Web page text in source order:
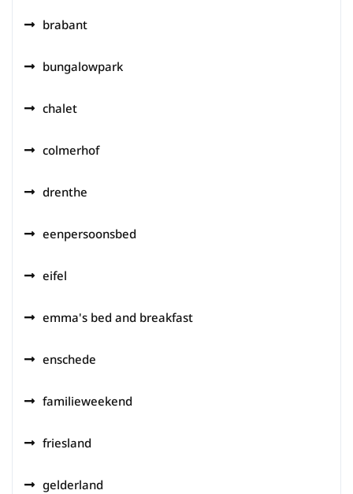
brabant
bungalowpark
chalet
colmerhof
drenthe
eenpersoonsbed
eifel
emma's bed and breakfast
enschede
familieweekend
friesland
gelderland